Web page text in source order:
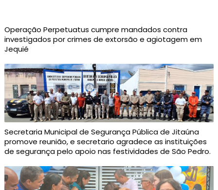
Operação Perpetuatus cumpre mandados contra
investigados por crimes de extorsão e agiotagem em
Jequié
Secretaria Municipal de Segurança Pública de Jitaúna
promove reunião, e secretario agradece as instituições
de segurança pelo apoio nas festividades de São Pedro.